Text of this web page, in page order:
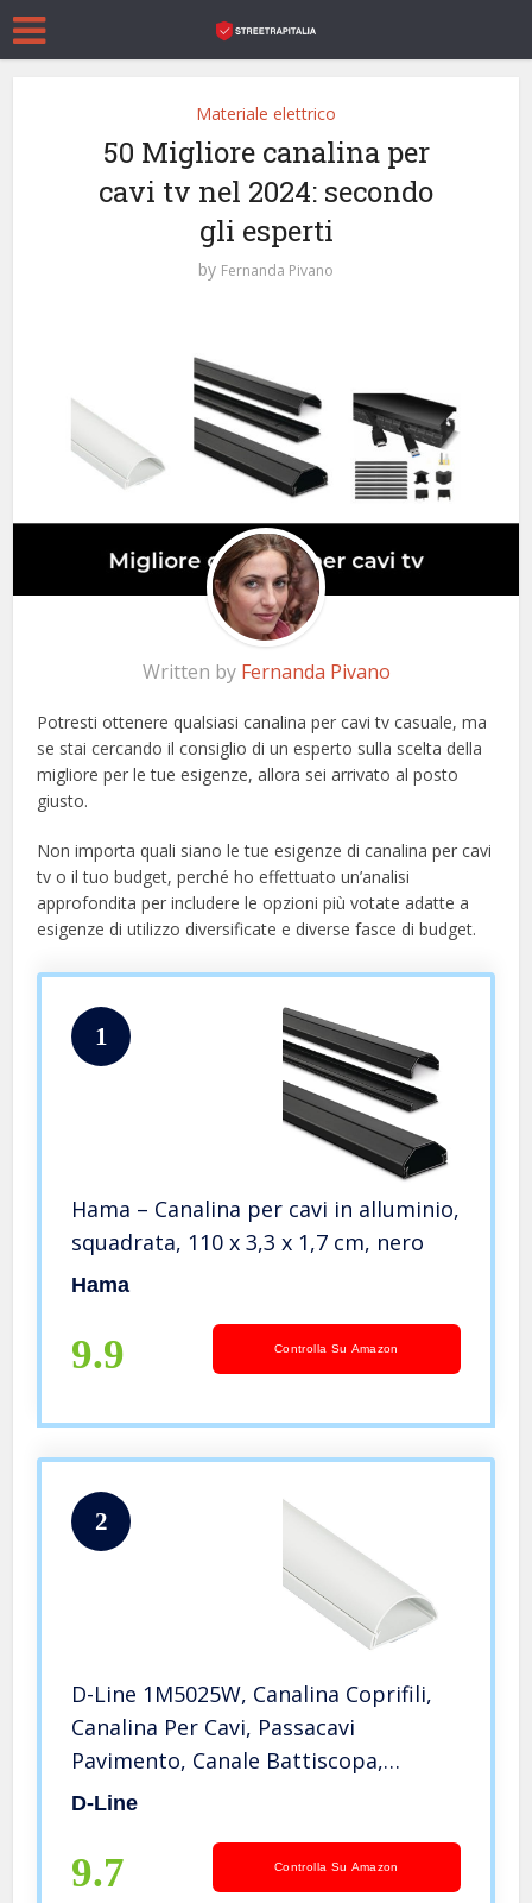
Materiale elettrico
50 Migliore canalina per
cavi tv nel 2024: secondo
gli esperti
by Fernanda Pivano
Written by Fernanda Pivano
Potresti ottenere qualsiasi canalina per cavi tv casuale, ma
se stai cercando il consiglio di un esperto sulla scelta della
migliore per le tue esigenze, allora sei arrivato al posto
giusto.
Non importa quali siano le tue esigenze di canalina per cavi
tv o il tuo budget, perché ho effettuato un’analisi
approfondita per includere le opzioni più votate adatte a
esigenze di utilizzo diversificate e diverse fasce di budget.
1
Hama – Canalina per cavi in alluminio,
squadrata, 110 x 3,3 x 1,7 cm, nero
Hama
9.9 Controlla Su Amazon
2
D-Line 1M5025W, Canalina Coprifili,
Canalina Per Cavi, Passacavi
Pavimento, Canale Battiscopa,
Passacavi Muro – 50 x 25 mm – 1 m
D-Line
9.7 Controlla Su Amazon